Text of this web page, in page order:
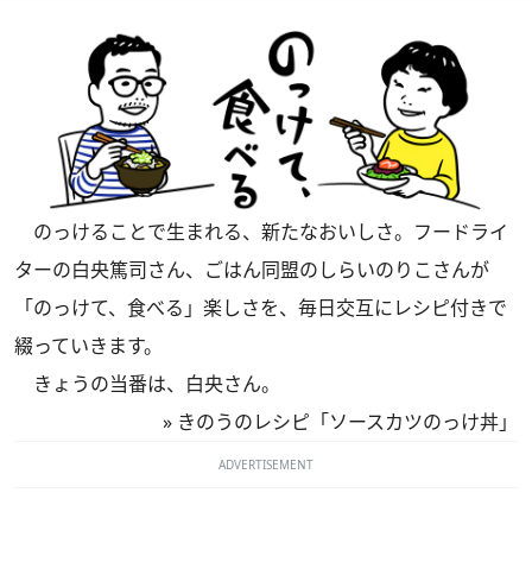
のっけることで生まれる、新たなおいしさ。フードライ
ターの白央篤司さん、ごはん同盟のしらいのりこさんが
「のっけて、食べる」楽しさを、毎日交互にレシピ付きで
綴っていきます。
きょうの当番は、白央さん。
» きのうのレシピ「ソースカツのっけ丼」
ADVERTISEMENT